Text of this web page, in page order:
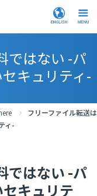
ではない -パ
キュリティ-
フリーファイル転送は
ィ-
ではない -パ
キュリテ